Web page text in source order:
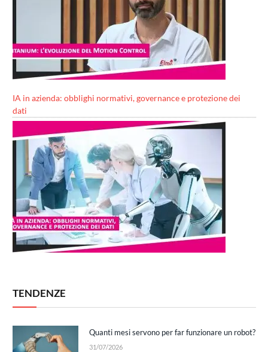
IA in azienda: obblighi normativi, governance e protezione dei
dati
TENDENZE
Quanti mesi servono per far funzionare un robot?
31/07/2026